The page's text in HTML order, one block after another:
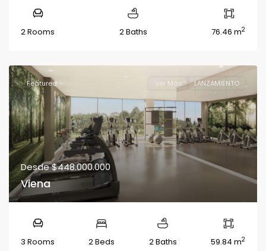
2 Rooms 2 Baths 76.46 m2
Featured Ver Más LANZAMIENTO
Desde$448.000.000
Viena
3 Rooms 2 Beds 2 Baths 59.84 m2